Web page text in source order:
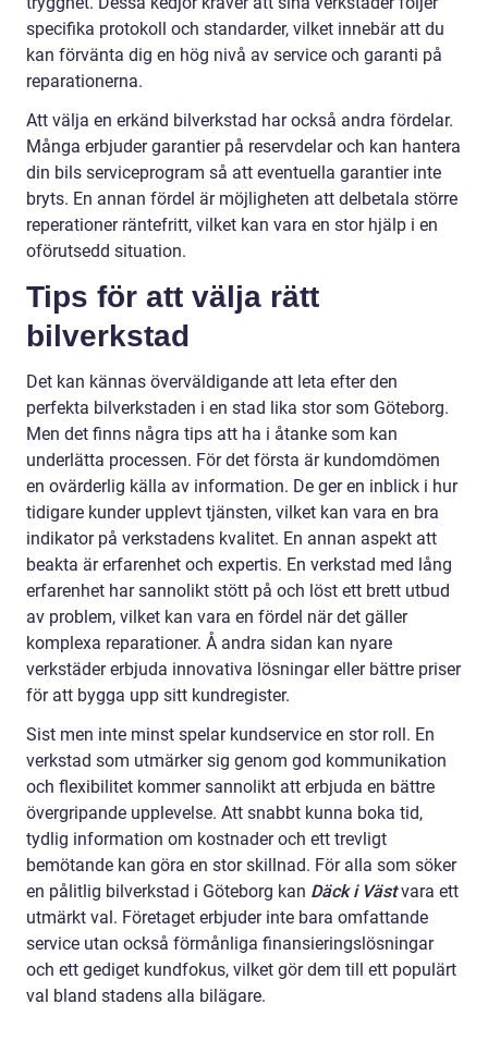
specifika protokoll och standarder, vilket innebär att du
kan förvänta dig en hög nivå av service och garanti på
reparationerna.
Att välja en erkänd bilverkstad har också andra fördelar.
Många erbjuder garantier på reservdelar och kan hantera
din bils serviceprogram så att eventuella garantier inte
bryts. En annan fördel är möjligheten att delbetala större
reperationer räntefritt, vilket kan vara en stor hjälp i en
oförutsedd situation.
Tips för att välja rätt
bilverkstad
Det kan kännas överväldigande att leta efter den
perfekta bilverkstaden i en stad lika stor som Göteborg.
Men det finns några tips att ha i åtanke som kan
underlätta processen. För det första är kundomdömen
en ovärderlig källa av information. De ger en inblick i hur
tidigare kunder upplevt tjänsten, vilket kan vara en bra
indikator på verkstadens kvalitet. En annan aspekt att
beakta är erfarenhet och expertis. En verkstad med lång
erfarenhet har sannolikt stött på och löst ett brett utbud
av problem, vilket kan vara en fördel när det gäller
komplexa reparationer. Å andra sidan kan nyare
verkstäder erbjuda innovativa lösningar eller bättre priser
för att bygga upp sitt kundregister.
Sist men inte minst spelar kundservice en stor roll. En
verkstad som utmärker sig genom god kommunikation
och flexibilitet kommer sannolikt att erbjuda en bättre
övergripande upplevelse. Att snabbt kunna boka tid,
tydlig information om kostnader och ett trevligt
bemötande kan göra en stor skillnad. För alla som söker
en pålitlig bilverkstad i Göteborg kan Däck i Västvara ett
utmärkt val. Företaget erbjuder inte bara omfattande
service utan också förmånliga finansieringslösningar
och ett gediget kundfokus, vilket gör dem till ett populärt
val bland stadens alla bilägare.